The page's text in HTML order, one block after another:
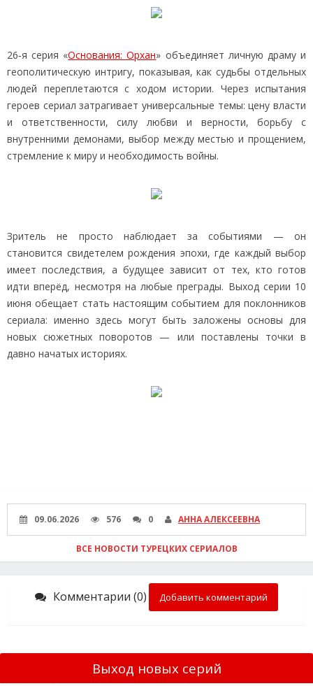
26‑я серия «Основания: Орхан» объединяет личную драму и
геополитическую интригу, показывая, как судьбы отдельных
людей переплетаются с ходом истории. Через испытания
героев сериал затрагивает универсальные темы: цену власти
и ответственности, силу любви и верности, борьбу с
внутренними демонами, выбор между местью и прощением,
стремление к миру и необходимость войны.
Зритель не просто наблюдает за событиями — он
становится свидетелем рождения эпохи, где каждый выбор
имеет последствия, а будущее зависит от тех, кто готов
идти вперёд, несмотря на любые преграды. Выход серии 10
июня обещает стать настоящим событием для поклонников
сериала: именно здесь могут быть заложены основы для
новых сюжетных поворотов — или поставлены точки в
давно начатых историях.
09.06.2026 576 0 АННА АЛЕКСЕЕВНА
ВСЕ НОВОСТИ ТУРЕЦКИХ СЕРИАЛОВ
Комментарии (0) Добавить комментарий
Выход новых серий